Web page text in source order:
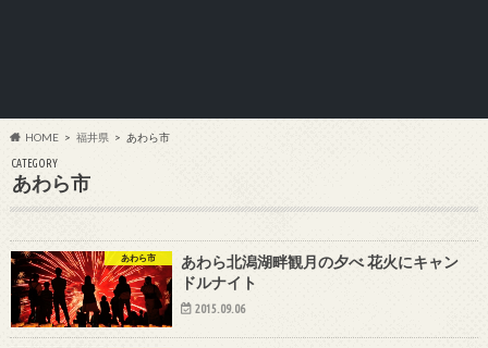
HOME 福井県 あわら市
CATEGORY
あわら市
あわら市
あわら北潟湖畔観月の夕べ 花火にキャン
ドルナイト
2015.09.06